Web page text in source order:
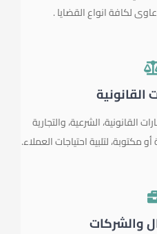
لكافة انواع القضايا .
القانونية
القانونية، الشرعية، والتجارية
لتلبية احتياجات العملاء.
والشركات